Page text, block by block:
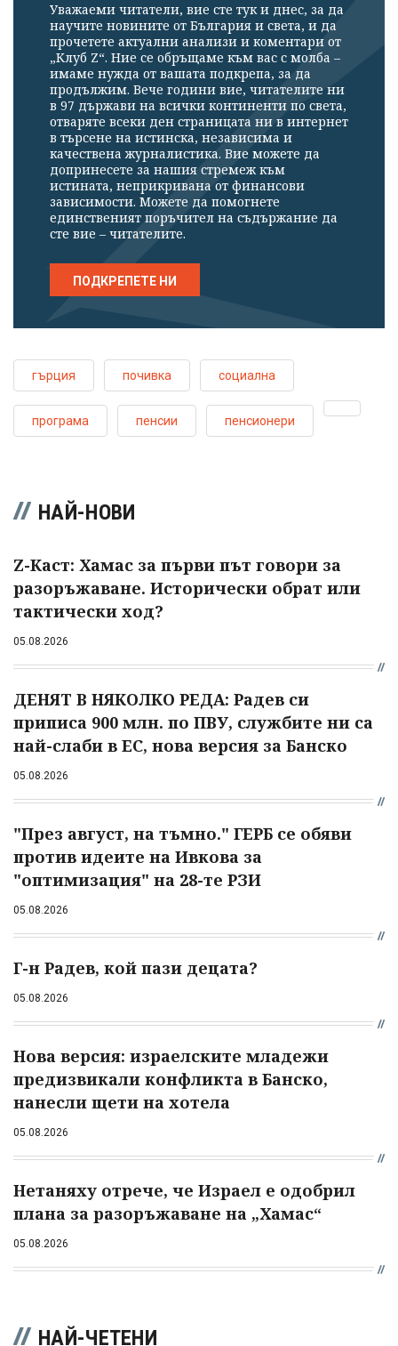
Успешно
излязохте от
профила си!
Уважаеми читатели, вие сте тук и днес, за да
научите новините от България и света, и да
прочетете актуални анализи и коментари от
„Клуб Z“. Ние се обръщаме към вас с молба –
имаме нужда от вашата подкрепа, за да
продължим. Вече години вие, читателите ни
в 97 държави на всички континенти по света,
отваряте всеки ден страницата ни в интернет
в търсене на истинска, независима и
качествена журналистика. Вие можете да
допринесете за нашия стремеж към
истината, неприкривана от финансови
зависимости. Можете да помогнете
единственият поръчител на съдържание да
сте вие – читателите.
ПОДКРЕПЕТЕ НИ
гърция почивка социална
програма пенсии пенсионери
НАЙ-НОВИ
Z-Каст: Хамас за първи път говори за
разоръжаване. Исторически обрат или
тактически ход?
05.08.2026
ДЕНЯТ В НЯКОЛКО РЕДА: Радев си
приписа 900 млн. по ПВУ, службите ни са
най-слаби в ЕС, нова версия за Банско
05.08.2026
"През август, на тъмно." ГЕРБ се обяви
против идеите на Ивкова за
"оптимизация" на 28-те РЗИ
05.08.2026
Г-н Радев, кой пази децата?
05.08.2026
Нова версия: израелските младежи
предизвикали конфликта в Банско,
нанесли щети на хотела
05.08.2026
Нетаняху отрече, че Израел е одобрил
плана за разоръжаване на „Хамас“
05.08.2026
НАЙ-ЧЕТЕНИ